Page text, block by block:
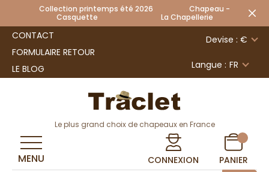
Collection printemps été 2026 Chapeau -
Casquette La Chapellerie
CONTACT
FORMULAIRE RETOUR
LE BLOG
Devise : €
Langue : FR
Le plus grand choix de chapeaux en France
CONNEXION PANIER
MENU